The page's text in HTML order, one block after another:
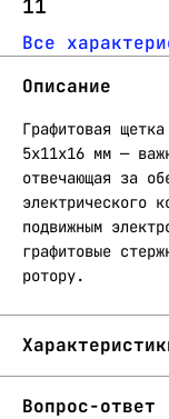
11
Все
Описание
Графитовая
5x11x16 мм —
отвечающая за
электрического
подвижным
графитовые
ротору.
Вопрос-ответ